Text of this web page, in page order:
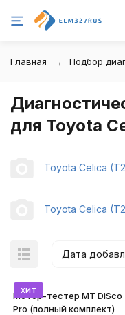
Главная Подбор
для Toyota
Toyota Celica
Toyota Celica
Дата
хит
Мотор-тестер MT DiSco
Pro (полный комплект)